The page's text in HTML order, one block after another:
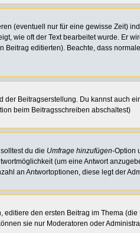
(eventuell nur für eine gewisse Zeit)
wie oft der Text bearbeitet wurde. Er
editierten). Beachte, dass
der Beitragserstellung. Du kannst auch
beim Beitragsschreiben abschaltest)
du die Umfrage hinzufügen-Option
(um eine Antwort
an Antwortoptionen, diese legt der
den ersten Beitrag im Thema
sie nur Moderatoren oder